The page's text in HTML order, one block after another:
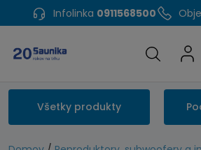
Infolinka 0911568500
Všetky produkty